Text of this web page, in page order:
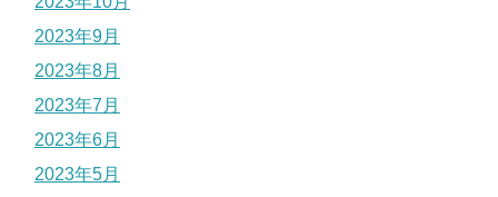
2023年9月
2023年8月
2023年7月
2023年6月
2023年5月